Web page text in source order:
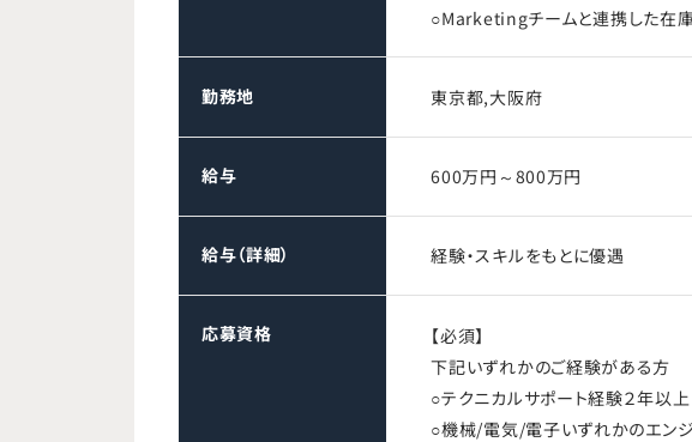
○Marketingチームと連携した在
勤務地 東京都,大阪府
給与 600万円～800万円
給与（詳細） 経験・スキルをもとに優遇
応募資格
【必須】
下記いずれかのご経験がある方
○テクニカルサポート経験２年以上
○機械/電気/電子いずれかのエン